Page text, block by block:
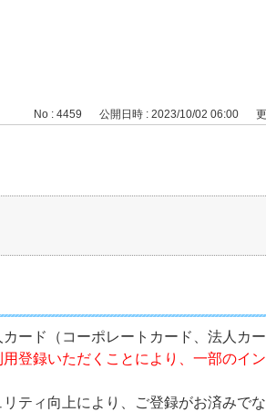
No : 4459 公開日時 : 2023/10/02 06:00
ード（コーポレートカード、法人カ
用登録いただくことにより、一部のイ
ティ向上により、ご登録がお済みで